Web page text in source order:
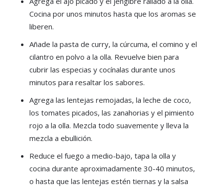
Cocina por unos minutos hasta que los aromas se
liberen.
Añade la pasta de curry, la cúrcuma, el comino y el
cilantro en polvo a la olla. Revuelve bien para
cubrir las especias y cocínalas durante unos
minutos para resaltar los sabores.
Agrega las lentejas remojadas, la leche de coco,
los tomates picados, las zanahorias y el pimiento
rojo a la olla. Mezcla todo suavemente y lleva la
mezcla a ebullición.
Reduce el fuego a medio-bajo, tapa la olla y
cocina durante aproximadamente 30-40 minutos,
o hasta que las lentejas estén tiernas y la salsa